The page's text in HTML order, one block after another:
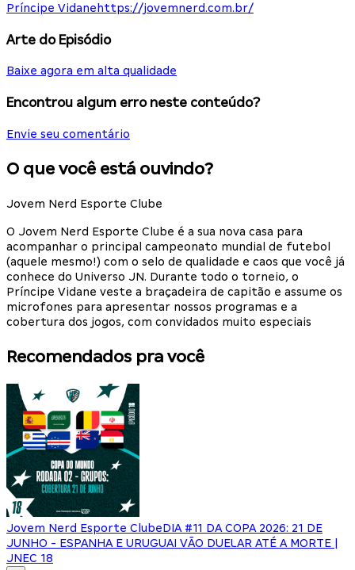
Príncipe Vidane https://jovemnerd.com.br/
Arte do Episódio
Baixe agora em alta qualidade
Encontrou algum erro neste conteúdo?
Envie seu comentário
O que você está ouvindo?
Jovem Nerd Esporte Clube
O Jovem Nerd Esporte Clube é a sua nova casa para
acompanhar o principal campeonato mundial de futebol
(aquele mesmo!) com o selo de qualidade e caos que você já
conhece do Universo JN. Durante todo o torneio, o
Príncipe Vidane veste a braçadeira de capitão e assume os
microfones para apresentar nossos programas e a
cobertura dos jogos, com convidados muito especiais
Recomendados pra você
Jovem Nerd Esporte ClubeDIA #11 DA COPA 2026: 21 DE
JUNHO - ESPANHA E URUGUAI VÃO DUELAR ATÉ A MORTE |
JNEC 18